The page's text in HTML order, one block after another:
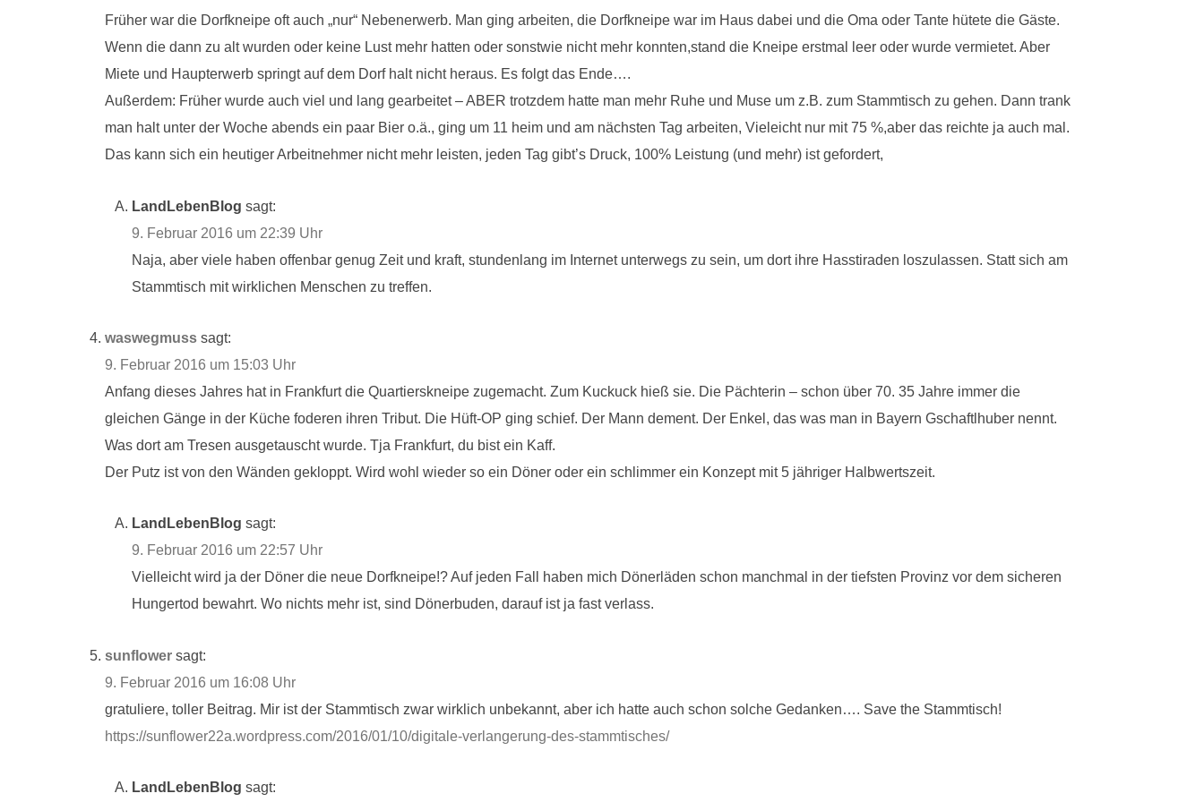
Früher war die Dorfkneipe oft auch „nur“ Nebenerwerb. Man ging arbeiten, die Dorfkneipe war im Haus dabei und die Oma oder Tante hütete die Gäste.
Wenn die dann zu alt wurden oder keine Lust mehr hatten oder sonstwie nicht mehr konnten,stand die Kneipe erstmal leer oder wurde vermietet. Aber
Miete und Haupterwerb springt auf dem Dorf halt nicht heraus. Es folgt das Ende….
Außerdem: Früher wurde auch viel und lang gearbeitet – ABER trotzdem hatte man mehr Ruhe und Muse um z.B. zum Stammtisch zu gehen. Dann trank
man halt unter der Woche abends ein paar Bier o.ä., ging um 11 heim und am nächsten Tag arbeiten, Vieleicht nur mit 75 %,aber das reichte ja auch mal.
Das kann sich ein heutiger Arbeitnehmer nicht mehr leisten, jeden Tag gibt’s Druck, 100% Leistung (und mehr) ist gefordert,
LandLebenBlog sagt:
9. Februar 2016 um 22:39 Uhr
Naja, aber viele haben offenbar genug Zeit und kraft, stundenlang im Internet unterwegs zu sein, um dort ihre Hasstiraden loszulassen. Statt sich am
Stammtisch mit wirklichen Menschen zu treffen.
waswegmuss sagt:
9. Februar 2016 um 15:03 Uhr
Anfang dieses Jahres hat in Frankfurt die Quartierskneipe zugemacht. Zum Kuckuck hieß sie. Die Pächterin – schon über 70. 35 Jahre immer die
gleichen Gänge in der Küche foderen ihren Tribut. Die Hüft-OP ging schief. Der Mann dement. Der Enkel, das was man in Bayern Gschaftlhuber nennt.
Was dort am Tresen ausgetauscht wurde. Tja Frankfurt, du bist ein Kaff.
Der Putz ist von den Wänden gekloppt. Wird wohl wieder so ein Döner oder ein schlimmer ein Konzept mit 5 jähriger Halbwertszeit.
LandLebenBlog sagt:
9. Februar 2016 um 22:57 Uhr
Vielleicht wird ja der Döner die neue Dorfkneipe!? Auf jeden Fall haben mich Dönerläden schon manchmal in der tiefsten Provinz vor dem sicheren
Hungertod bewahrt. Wo nichts mehr ist, sind Dönerbuden, darauf ist ja fast verlass.
sunflower sagt:
9. Februar 2016 um 16:08 Uhr
gratuliere, toller Beitrag. Mir ist der Stammtisch zwar wirklich unbekannt, aber ich hatte auch schon solche Gedanken…. Save the Stammtisch!
https://sunflower22a.wordpress.com/2016/01/10/digitale-verlangerung-des-stammtisches/
LandLebenBlog sagt: